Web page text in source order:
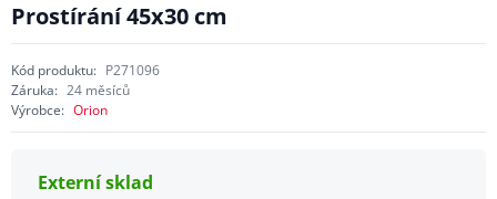
Prostírání 45x30 cm
Kód produktu: P271096
Záruka: 24 měsíců
Výrobce: Orion
Externí sklad